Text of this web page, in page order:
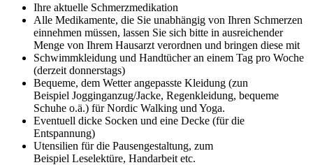
Ihre aktuelle Schmerzmedikation
Alle Medikamente, die Sie unabhängig von Ihren Schmerzen
einnehmen müssen, lassen Sie sich bitte in ausreichender
Menge von Ihrem Hausarzt verordnen und bringen diese mit
Schwimmkleidung und Handtücher an einem Tag pro Woche
(derzeit donnerstags)
Bequeme, dem Wetter angepasste Kleidung (zun
Beispiel Jogginganzug/Jacke, Regenkleidung, bequeme
Schuhe o.ä.) für Nordic Walking und Yoga.
Eventuell dicke Socken und eine Decke (für die
Entspannung)
Utensilien für die Pausengestaltung, zum
Beispiel Leselektüre, Handarbeit etc.